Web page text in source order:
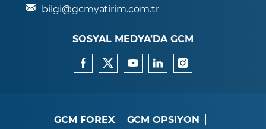
bilgi@gcmyatirim.com.tr
SOSYAL MEDYA’DA GCM
GCM FOREX
GCM OPSIYON